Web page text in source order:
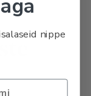
nippe